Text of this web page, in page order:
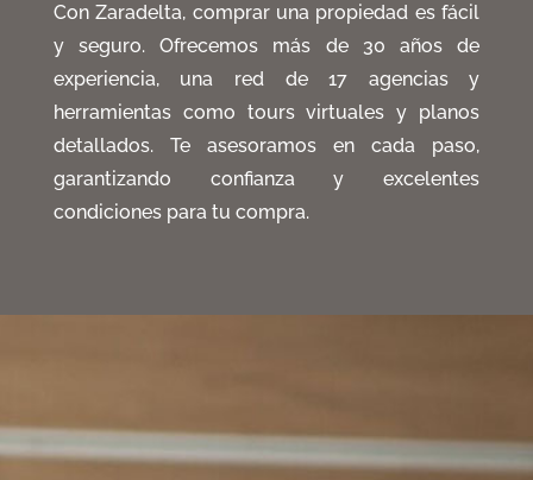
Con Zaradelta, comprar una propiedad es fácil
y seguro. Ofrecemos más de 30 años de
experiencia, una red de 17 agencias y
herramientas como tours virtuales y planos
detallados. Te asesoramos en cada paso,
garantizando confianza y excelentes
condiciones para tu compra.